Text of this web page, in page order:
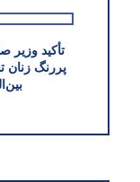
تأکید وزیر
پررنگ زنان